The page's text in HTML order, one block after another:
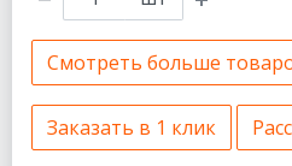
Смотреть больше
Заказать в 1 клик